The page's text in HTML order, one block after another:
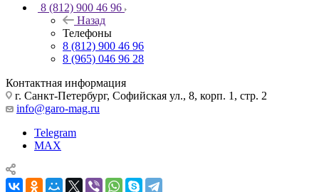
8 (812) 900 46 96
Назад
Телефоны
8 (812) 900 46 96
8 (965) 046 96 28
Контактная информация
г. Санкт-Петербург, Софийская ул., 8, корп. 1, стр. 2
info@garo-mag.ru
Telegram
MAX